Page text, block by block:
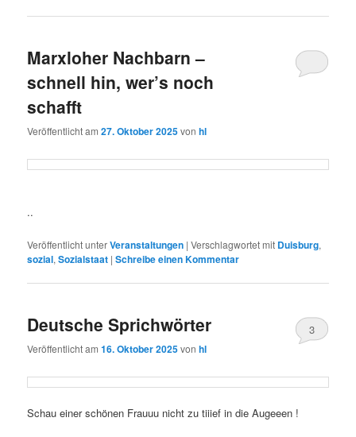
Marxloher Nachbarn –
schnell hin, wer’s noch
schafft
Veröffentlicht am27. Oktober 2025vonhl
..
Veröffentlicht unterVeranstaltungen |Verschlagwortet mit Duisburg,
sozial,Sozialstaat |Schreibe einen Kommentar
Deutsche Sprichwörter
Veröffentlicht am16. Oktober 2025vonhl
3
Schau einer schönen Frauuu nicht zu tiiief in die Augeeen !